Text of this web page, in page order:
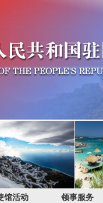
馆活动 领事服务